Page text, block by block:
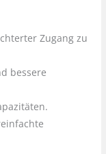
Zugang zu
bessere